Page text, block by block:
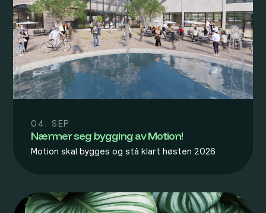
04. SEP
Nærmer seg bygging av Motion!
Motion skal bygges og stå klart høsten 2026